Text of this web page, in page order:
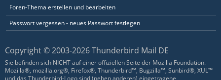
Foren-Thema erstellen und bearbeiten
Passwort vergessen - neues Passwort festlegen
Copyright © 2003-2026 Thunderbird Mail DE
Sie befinden sich NICHT auf einer offiziellen Seite der Mozilla Foundation.
Mozilla®, mozilla.org®, Firefox®, Thunderbird™, Bugzilla™, Sunbird®, XUL™